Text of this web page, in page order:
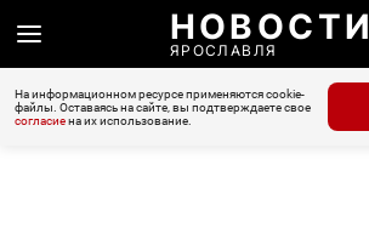
НОВОСТИ
ЯРОСЛАВЛЯ
На информационном ресурсе применяются cookie-
файлы. Оставаясь на сайте, вы подтверждаете свое
согласиена их использование.